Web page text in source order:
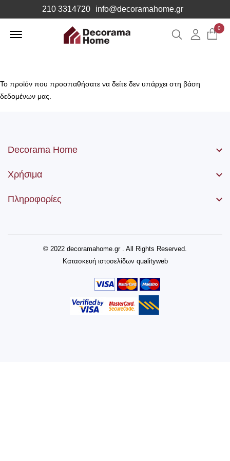
210 3314720 info@decoramahome.gr
Αναζήτηση
0
Το προϊόν που προσπαθήσατε να δείτε δεν υπάρχει στη βάση
δεδομένων μας.
Decorama Home
Χρήσιμα
Πληροφορίες
© 2022 decoramahome.gr . All Rights Reserved.
Κατασκευή ιστοσελίδων qualityweb